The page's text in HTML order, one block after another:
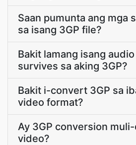
Saan pumunta ang mga
sa isang 3GP file?
Bakit lamang isang
survives sa aking 3GP?
Bakit i-convert 3GP sa
video format?
Ay 3GP conversion
video?